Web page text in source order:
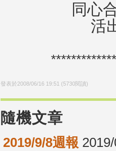
同心
活
發表於2008/06/16 19:51 (5730閱讀)
隨機文章
2019/9/8週報